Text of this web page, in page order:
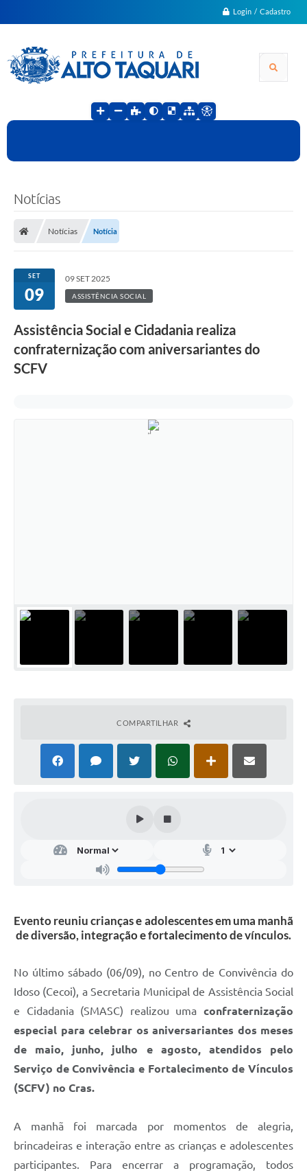
Login / Cadastro
Notícias
Notícias Notícia
SET
09
09 SET 2025
ASSISTÊNCIA SOCIAL
Assistência Social e Cidadania realiza
confraternização com aniversariantes do
SCFV
COMPARTILHAR
Evento reuniu crianças e adolescentes em uma manhã
de diversão, integração e fortalecimento de vínculos.
No último sábado (06/09), no Centro de Convivência do
Idoso (Cecoi), a Secretaria Municipal de Assistência Social
e Cidadania (SMASC) realizou uma confraternização
especial para celebrar os aniversariantes dos meses
de maio, junho, julho e agosto, atendidos pelo
Serviço de Convivência e Fortalecimento de Vínculos
(SCFV) no Cras.
A manhã foi marcada por momentos de alegria,
brincadeiras e interação entre as crianças e adolescentes
participantes. Para encerrar a programação, todos